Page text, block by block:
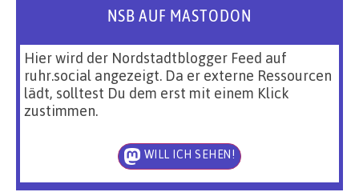
NSB AUF MASTODON
Hier wird der Nordstadtblogger Feed auf
ruhr.social angezeigt. Da er externe Ressourcen
lädt, solltest Du dem erst mit einem Klick
zustimmen.
WILL ICH SEHEN!